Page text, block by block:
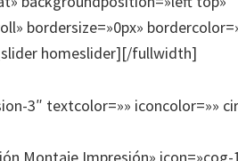
bordersize=»0px»
homeslider][/fullwidth]
3″ textcolor=»» iconcolor=»»